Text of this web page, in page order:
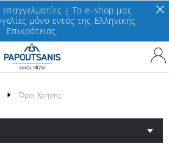
| To e-shop μας
μόνο εντός της Ελληνικής
Επικράτειας.
Όροι Χρήσης